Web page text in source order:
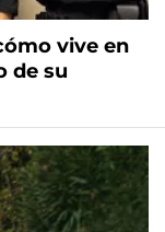
vive en
de su